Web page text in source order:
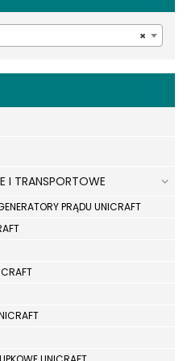
×
I TRANSPORTOWE
PRĄDU UNICRAFT